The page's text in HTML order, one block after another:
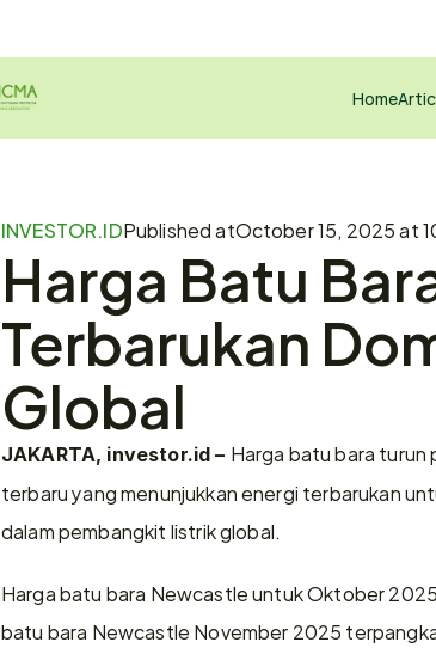
Home
INVESTOR.IDPublished atOctober 15, 2025 at
Harga Batu
Terbarukan
Global
JAKARTA, investor.id – Harga batu bara
terbaru yang menunjukkan energi terbarukan
dalam pembangkit listrik global.
Harga batu bara Newcastle untuk Oktober
batu bara Newcastle November 2025